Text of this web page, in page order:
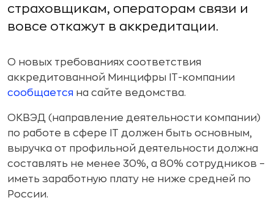
страховщикам, операторам связи и
вовсе откажут в аккредитации.
О новых требованиях соответствия
аккредитованной Минцифры IT-компании
сообщается на сайте ведомства.
ОКВЭД (направление деятельности компании)
по работе в сфере IT должен быть основным,
выручка от профильной деятельности должна
составлять не менее 30%, а 80% сотрудников –
иметь заработную плату не ниже средней по
России.